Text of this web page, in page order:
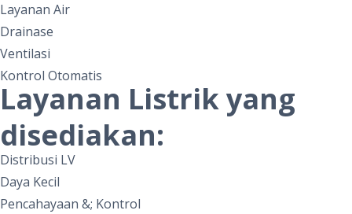
Layanan Air
Drainase
Ventilasi
Kontrol Otomatis
Layanan Listrik yang
disediakan:
Distribusi LV
Daya Kecil
Pencahayaan &; Kontrol